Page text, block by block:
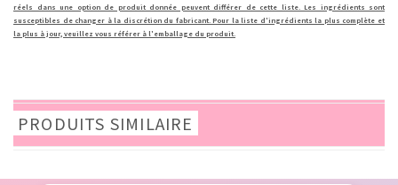
réels dans une option de produit donnée peuvent différer de cette liste. Les ingrédients sont
susceptibles de changer à la discrétion du fabricant. Pour la liste d'ingrédients la plus complète et
la plus à jour, veuillez vous référer à l'emballage du produit.
PRODUITS SIMILAIRE